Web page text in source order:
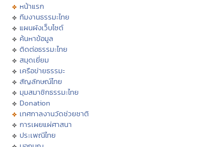
หน้าแรก
ทีมงานธรรมะไทย
แผนผังเว็บไซต์
ค้นหาข้อมูล
ติดต่อธรรมะไทย
สมุดเยี่ยม
เครือข่ายธรรมะ
สัญลักษณ์ไทย
มุมสมาชิกธรรมะไทย
Donation
เทศกาลงานวัดช่วยชาติ
การเผยแผ่ศาสนา
ประเพณีไทย